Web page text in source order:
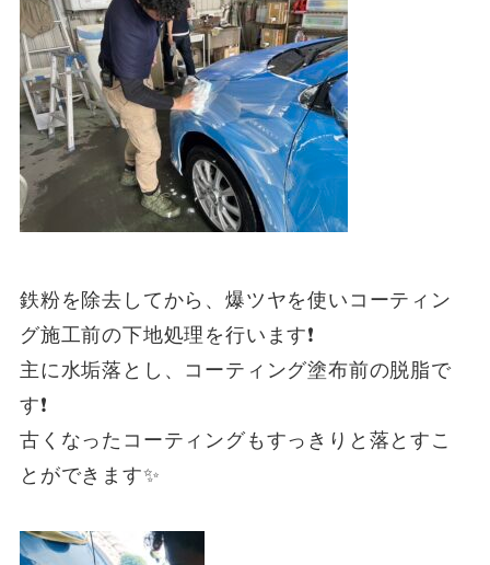
鉄粉を除去してから、爆ツヤを使いコーティン
グ施工前の下地処理を行います❗
主に水垢落とし、コーティング塗布前の脱脂で
す❗
古くなったコーティングもすっきりと落とすこ
とができます✨